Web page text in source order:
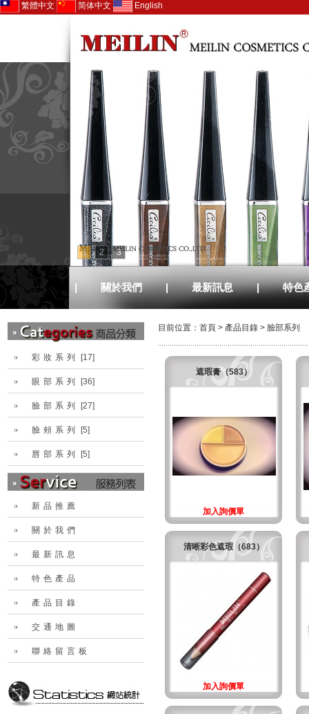
繁體中文 简体中文 English
1 2 3
| 關於我們 | 最新訊息 | 特色
彩妝系列 [17]
眼部系列 [36]
臉部系列 [27]
臉頰系列 [5]
唇部系列 [5]
新品推薦
關於我們
最新訊息
特色產品
產品目錄
交通地圖
聯絡留言板
目前位置： 首頁 > 產品目錄 > 臉部系列
遮瑕膏（583）
加入詢價單
清晰彩色遮瑕（683）
加入詢價單